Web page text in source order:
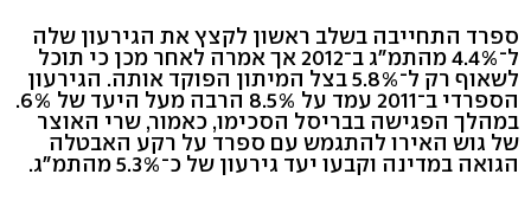
ספרד התחייבה בשלב ראשון לקצץ את הגירעון שלה
ל־4.4% מהתמ"ג ב־2012 אך אמרה לאחר מכן כי תוכל
לשאוף רק ל־5.8% בצל המיתון הפוקד אותה. הגירעון
הספרדי ב־2011 עמד על 8.5% הרבה מעל היעד של 6%.
במהלך הפגישה בבריסל הסכימו, כאמור, שרי האוצר
של גוש האירו להתגמש עם ספרד על רקע האבטלה
הגואה במדינה וקבעו יעד גירעון של כ־5.3% מהתמ"ג.